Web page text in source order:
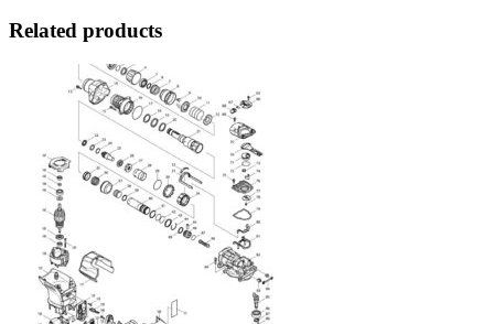
Related products